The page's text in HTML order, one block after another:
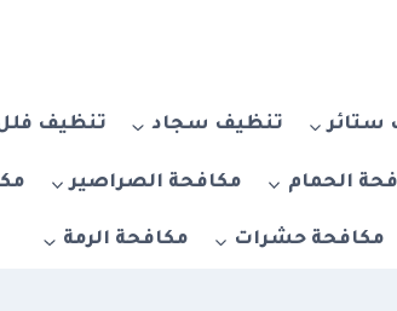
ستائر تنظيف سجاد تنظيف
الحمام مكافحة الصراصير
مكافحة حشرات مكافحة الرمة